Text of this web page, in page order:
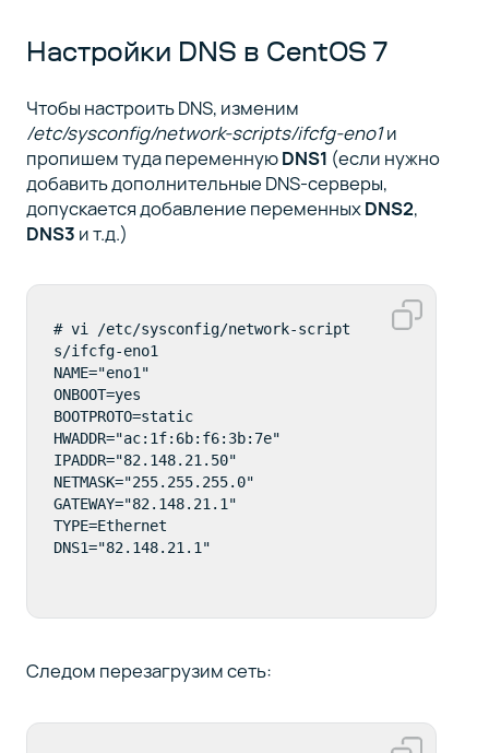
Настройки DNS в CentOS 7
Чтобы настроить DNS, изменим
/etc/sysconfig/network-scripts/ifcfg-eno1и
пропишем туда переменнуюDNS1 (если нужно
добавить дополнительные DNS-серверы,
допускается добавление переменныхDNS2,
DNS3 и т.д.)
# vi /etc/sysconfig/network-script
s/ifcfg-eno1
NAME="eno1"
ONBOOT=yes
BOOTPROTO=static
HWADDR="ac:1f:6b:f6:3b:7e"
IPADDR="82.148.21.50"
NETMASK="255.255.255.0"
GATEWAY="82.148.21.1"
TYPE=Ethernet
DNS1="82.148.21.1"
Следом перезагрузим сеть: